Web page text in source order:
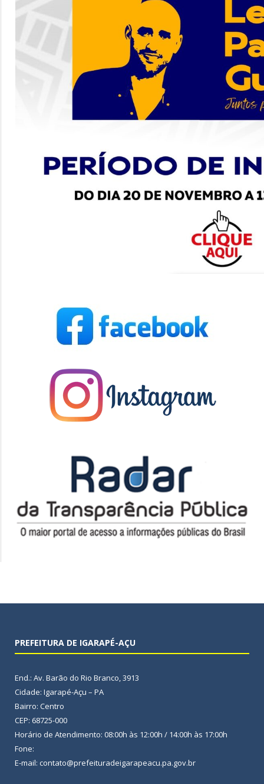
PREFEITURA DE IGARAPÉ-AÇU
End.: Av. Barão do Rio Branco, 3913
Cidade: Igarapé-Açu – PA
Bairro: Centro
CEP: 68725-000
Horário de Atendimento: 08:00h às 12:00h / 14:00h às 17:00h
Fone:
E-mail: contato@prefeituradeigarapeacu.pa.gov.br